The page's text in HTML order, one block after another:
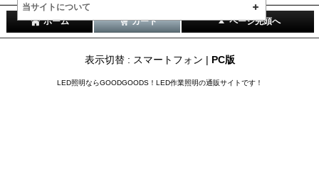
当サイトについて
ホーム カート ページ先頭へ
表示切替 : スマートフォン | PC版
LED照明ならGOODGOODS！LED作業照明の通販サイトです！